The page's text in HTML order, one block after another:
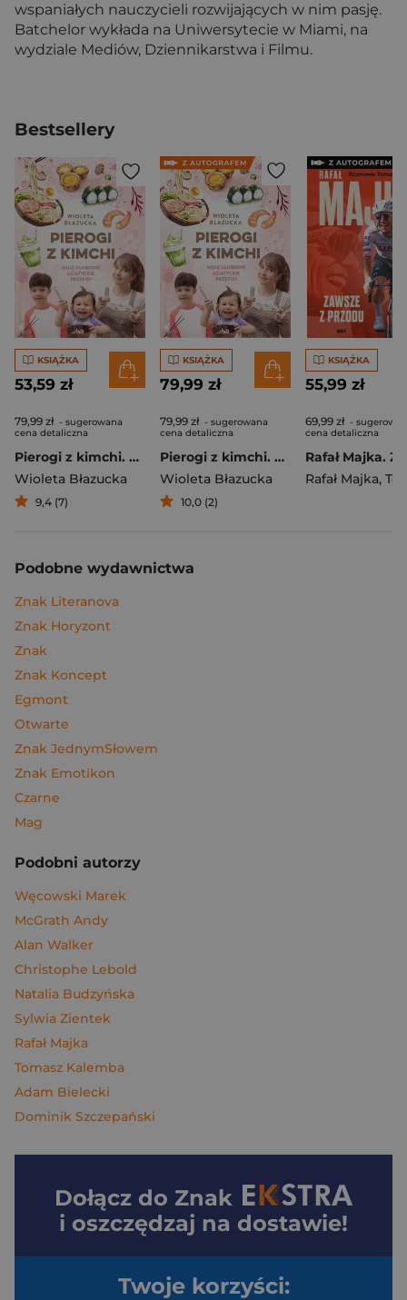
wspaniałych nauczycieli rozwijających w nim pasję.
Batchelor wykłada na Uniwersytecie w Miami, na
wydziale Mediów, Dziennikarstwa i Filmu.
Bestsellery
KSIĄŻKA
53,59 zł
79,99 zł - sugerowana
cena detaliczna
Pierogi z kimchi. Moje ulubione azjatyckie przepisy
Wioleta Błazucka
9,4 (7)
KSIĄŻKA
79,99 zł
79,99 zł - sugerowana
cena detaliczna
Pierogi z kimchi. Moje ulubione azjatyckie przepisy - książka z autografem
Wioleta Błazucka
10,0 (2)
KSIĄŻKA
55,99 zł
69,99 zł -
cena detaliczna
Rafał Majka,
Podobne wydawnictwa
Znak Literanova
Znak Horyzont
Znak
Znak Koncept
Egmont
Otwarte
Znak JednymSłowem
Znak Emotikon
Czarne
Mag
Podobni autorzy
Węcowski Marek
McGrath Andy
Alan Walker
Christophe Lebold
Natalia Budzyńska
Sylwia Zientek
Rafał Majka
Tomasz Kalemba
Adam Bielecki
Dominik Szczepański
Dołącz do Znak
i oszczędzaj na dostawie!
Twoje korzyści: